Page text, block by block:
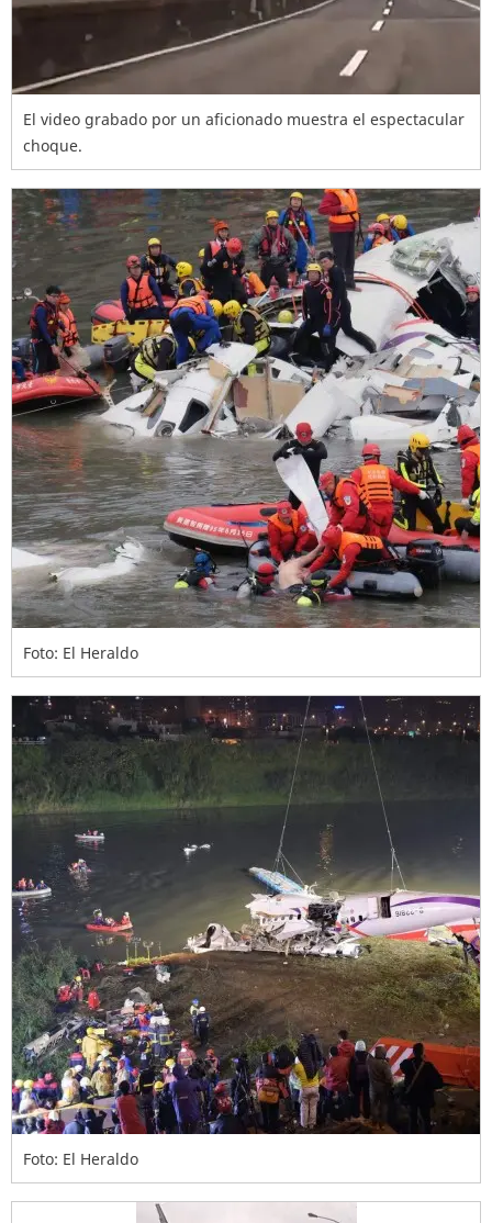
El video grabado por un aficionado muestra el espectacular
choque.
Foto: El Heraldo
Foto: El Heraldo